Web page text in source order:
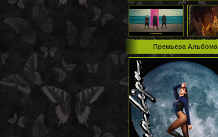
Премьера Альбома